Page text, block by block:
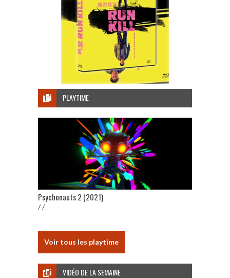
PLAYTIME
Psychonauts 2 (2021)
/ /
Voir tous les playtime
VIDÉO DE LA SEMAINE